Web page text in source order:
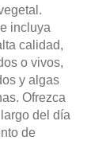
incluya
calidad,
o vivos,
y algas
Ofrezca
del día
de